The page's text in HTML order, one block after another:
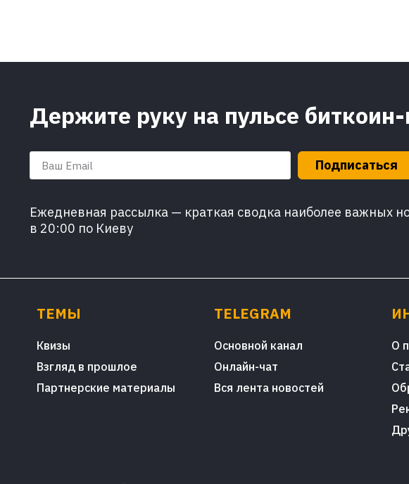
Держите руку на пульсе
Подписаться
Ежедневная рассылка — краткая сводка наиболее важных
в 20:00 по Киеву
ТЕМЫ
Квизы
Взгляд в прошлое
Партнерские материалы
TELEGRAM
Основной канал
Онлайн-чат
Вся лента новостей
О